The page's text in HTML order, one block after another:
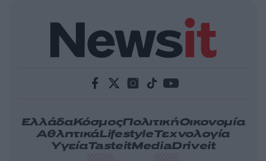
ΕλλάδαΚόσμοςΠολιτικήΟικονομία
ΑθλητικάLifestyleΤεχνολογία
ΥγείαTasteitMediaDriveit